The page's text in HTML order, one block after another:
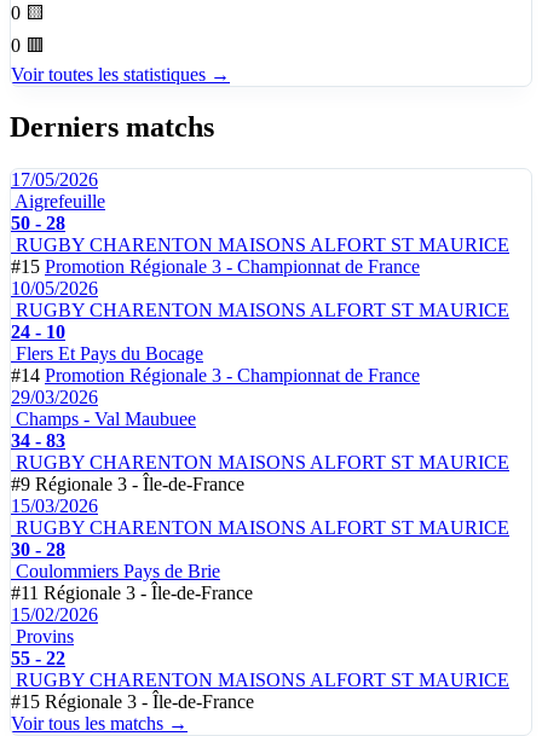
0 🟨
0 🟥
Voir toutes les statistiques →
Derniers matchs
17/05/2026
Aigrefeuille
50 - 28
RUGBY CHARENTON MAISONS ALFORT ST MAURICE
#15 Promotion Régionale 3 - Championnat de France
10/05/2026
RUGBY CHARENTON MAISONS ALFORT ST MAURICE
24 - 10
Flers Et Pays du Bocage
#14 Promotion Régionale 3 - Championnat de France
29/03/2026
Champs - Val Maubuee
34 - 83
RUGBY CHARENTON MAISONS ALFORT ST MAURICE
#9 Régionale 3 - Île-de-France
15/03/2026
RUGBY CHARENTON MAISONS ALFORT ST MAURICE
30 - 28
Coulommiers Pays de Brie
#11 Régionale 3 - Île-de-France
15/02/2026
Provins
55 - 22
RUGBY CHARENTON MAISONS ALFORT ST MAURICE
#15 Régionale 3 - Île-de-France
Voir tous les matchs →